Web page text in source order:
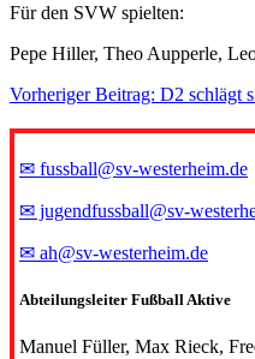
Für den SVW spielten:
Pepe Hiller, Theo Aupperle,
Vorheriger Beitrag: D2 schlägt
✉ fussball@sv-westerheim.de
✉ jugendfussball@sv-
✉ ah@sv-westerheim.de
Abteilungsleiter Fußball Aktive
Manuel Füller, Max Rieck,